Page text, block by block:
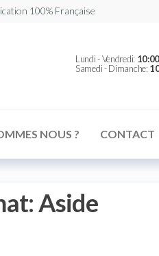
100% Française
Lundi - Vendredi:
Samedi - Dimanche:
NOUS ? CONTACT
Aside